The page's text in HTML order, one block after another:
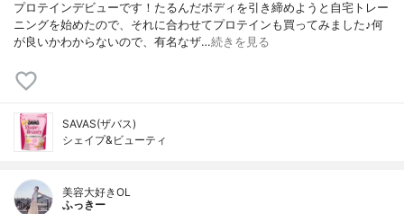
プロテインデビューです！たるんだボディを引き締めようと自宅トレー
ニングを始めたので、それに合わせてプロテインも買ってみました♪何
が良いかわからないので、有名なザ…続きを見る
SAVAS(ザバス)
シェイプ&ビューティ
美容大好きOL
ふっきー